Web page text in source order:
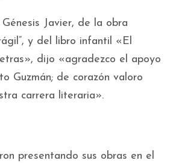
Javier, de la obra
y del libro infantil «El
dijo «agradezco el apoyo
Guzmán; de corazón valoro
carrera literaria».
presentando sus obras en el